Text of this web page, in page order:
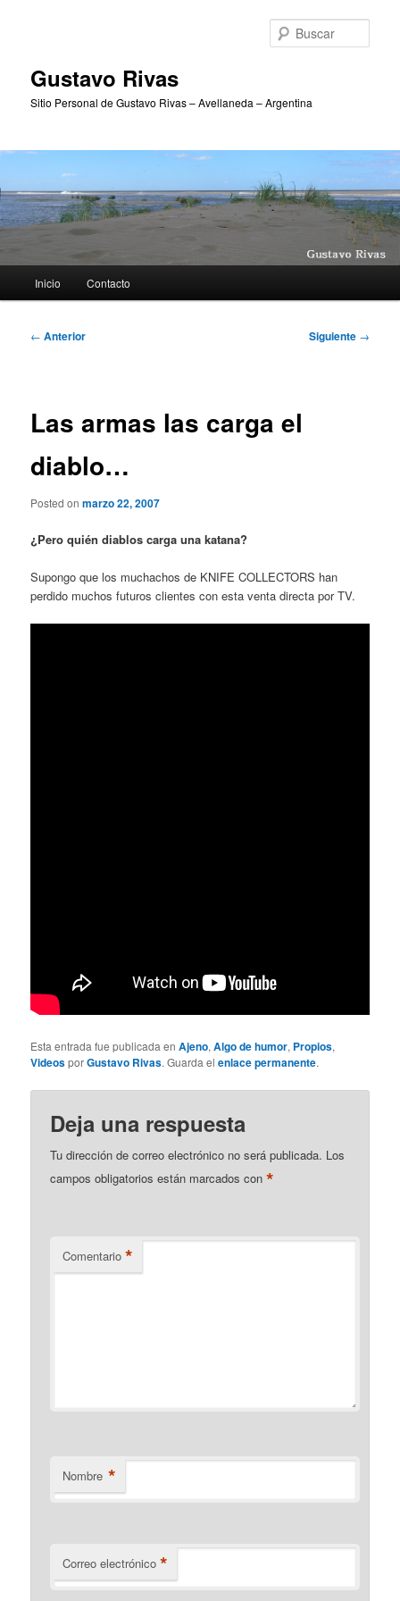
Gustavo Rivas
Sitio Personal de Gustavo Rivas – Avellaneda – Argentina
principal
Inicio Contacto
Navegación
← Anterior Siguiente →
Las armas las carga el
diablo…
Posted onmarzo 22, 2007
¿Pero quién diablos carga una katana?
Supongo que los muchachos de KNIFE COLLECTORS han
perdido muchos futuros clientes con esta venta directa por TV.
Esta entrada fue publicada enAjeno,Algo de humor, Propios,
VideosporGustavo Rivas. Guarda elenlace permanente.
Deja una respuesta
Tu dirección de correo electrónico no será publicada. Los
campos obligatorios están marcados con*
Comentario *
Nombre *
Correo electrónico *